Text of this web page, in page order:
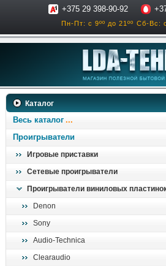
+375 29 398-90-92
Пн-Пт: с 9ºº до 21ºº Сб-Вс: с
ресиверы,
Каталог
Весь каталог
Проигрыватели
Игровые приставки
Сетевые проигрыватели
Проигрыватели виниловых
Denon
Sony
Audio-Technica
Clearaudio